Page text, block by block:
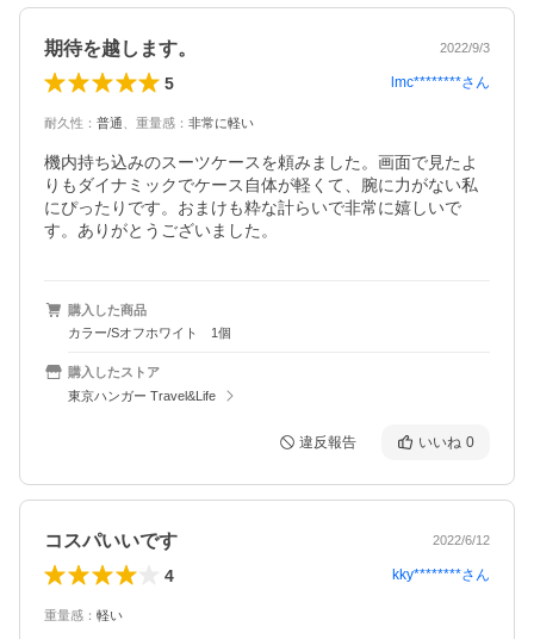
期待を越します。 2022/9/3
5 lmc********さん
耐久性 ： 普通 重量感 ： 非常に軽い
機内持ち込みのスーツケースを頼みました。画面で見たよ
りもダイナミックでケース自体が軽くて、腕に力がない私
にぴったりです。おまけも粋な計らいで非常に嬉しいで
す。ありがとうございました。
購入した商品
カラー/Sオフホワイト 1個
購入したストア
東京ハンガー Travel&Life
違反報告 いいね 0
コスパいいです 2022/6/12
4 kky********さん
重量感 ： 軽い